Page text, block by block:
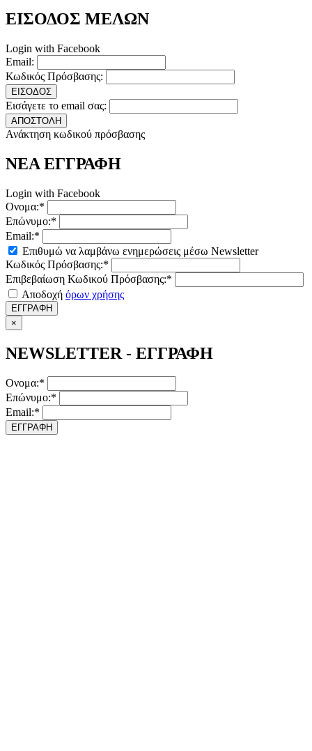
ΕΙΣΟΔΟΣ ΜΕΛΩΝ
Login with Facebook
Email:
Κωδικός Πρόσβασης:
ΕΙΣΟΔΟΣ
Εισάγετε το email σας:
ΑΠΟΣΤΟΛΗ
Ανάκτηση κωδικού πρόσβασης
ΝΕΑ ΕΓΓΡΑΦΗ
Login with Facebook
Ονομα:*
Επώνυμο:*
Email:*
Επιθυμώ να λαμβάνω ενημερώσεις μέσω Newsletter
Κωδικός Πρόσβασης:*
Επιβεβαίωση Κωδικού Πρόσβασης:*
Αποδοχή όρων χρήσης
ΕΓΓΡΑΦΗ
×
NEWSLETTER - ΕΓΓΡΑΦΗ
Ονομα:*
Επώνυμο:*
Email:*
ΕΓΓΡΑΦΗ